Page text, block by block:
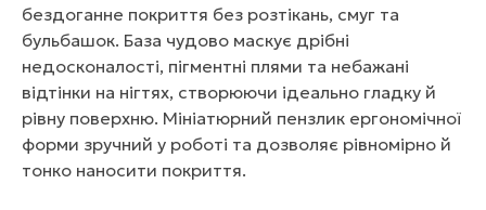
бездоганне покриття без розтікань, смуг та
бульбашок. База чудово маскує дрібні
недосконалості, пігментні плями та небажані
відтінки на нігтях, створюючи ідеально гладку й
рівну поверхню. Мініатюрний пензлик ергономічної
форми зручний у роботі та дозволяє рівномірно й
тонко наносити покриття.